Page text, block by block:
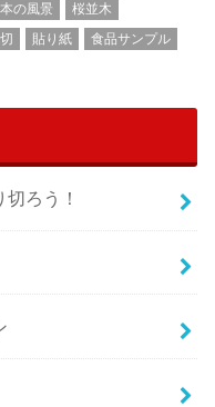
本の風景
桜並木
貼り紙 食品サンプル
ろう！